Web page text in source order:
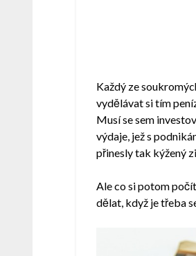
Každý ze
vydělávat si tím
Musí se sem
výdaje, jež s
přinesly tak kýžený
Ale co si potom
dělat, když je třeba